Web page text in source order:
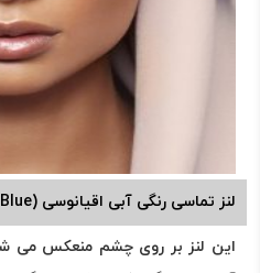
لنز تماسی رنگی آبی اقیانوسی (Addict Blue)
این لنز بر روی چشم منعکس می